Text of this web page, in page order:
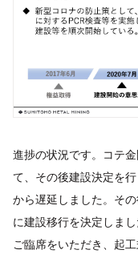
進捗の状況です。コテ
て、その後建設決定を
から遅延しました。そ
に建設移行を決定しま
ご臨席をいただき、起